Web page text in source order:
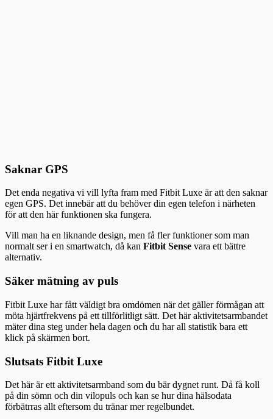
Saknar GPS
Det enda negativa vi vill lyfta fram med Fitbit Luxe är att den saknar
egen GPS. Det innebär att du behöver din egen telefon i närheten
för att den här funktionen ska fungera.
Vill man ha en liknande design, men få fler funktioner som man
normalt ser i en smartwatch, då kan Fitbit Sense vara ett bättre
alternativ.
Säker mätning av puls
Fitbit Luxe har fått väldigt bra omdömen när det gäller förmågan att
möta hjärtfrekvens på ett tillförlitligt sätt. Det här aktivitetsarmbandet
mäter dina steg under hela dagen och du har all statistik bara ett
klick på skärmen bort.
Slutsats Fitbit Luxe
Det här är ett aktivitetsarmband som du bär dygnet runt. Då få koll
på din sömn och din vilopuls och kan se hur dina hälsodata
förbätrras allt eftersom du tränar mer regelbundet.